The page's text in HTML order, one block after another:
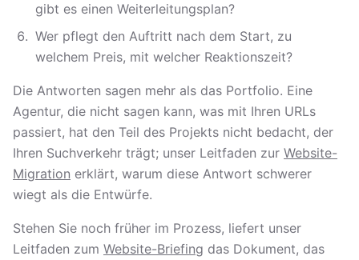
gibt es einen Weiterleitungsplan?
Wer pflegt den Auftritt nach dem Start, zu
welchem Preis, mit welcher Reaktionszeit?
Die Antworten sagen mehr als das Portfolio. Eine
Agentur, die nicht sagen kann, was mit Ihren URLs
passiert, hat den Teil des Projekts nicht bedacht, der
Ihren Suchverkehr trägt; unser Leitfaden zur Website-
Migration erklärt, warum diese Antwort schwerer
wiegt als die Entwürfe.
Stehen Sie noch früher im Prozess, liefert unser
Leitfaden zum Website-Briefing das Dokument, das